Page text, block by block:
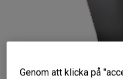
Genom att klicka på